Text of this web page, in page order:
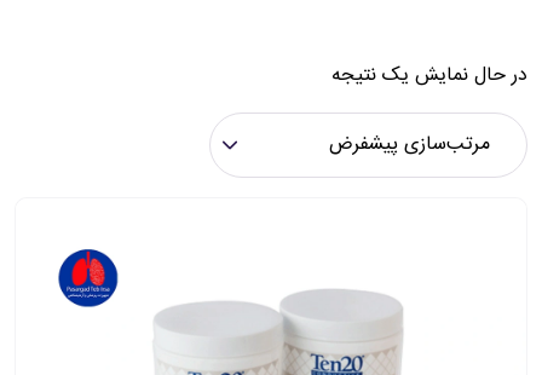
در حال نمایش یک نتیجه